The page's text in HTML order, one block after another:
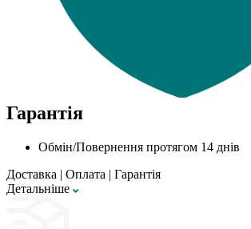
Гарантія
Обмін/Повернення протягом 14 днів
Доставка | Оплата | Гарантія
Детальнiше